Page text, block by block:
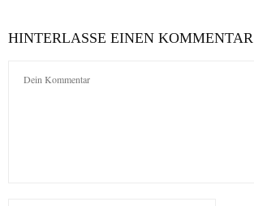
HINTERLASSE EINEN KOMMENTAR